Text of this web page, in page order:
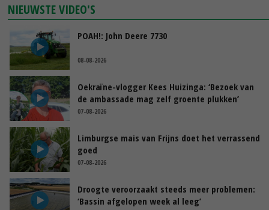
NIEUWSTE VIDEO'S
POAH!: John Deere 7730
08-08-2026
Oekraïne-vlogger Kees Huizinga: ‘Bezoek van
de ambassade mag zelf groente plukken’
07-08-2026
Limburgse mais van Frijns doet het verrassend
goed
07-08-2026
Droogte veroorzaakt steeds meer problemen:
‘Bassin afgelopen week al leeg’